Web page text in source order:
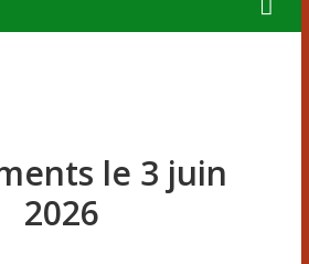
le 3 juin
2026